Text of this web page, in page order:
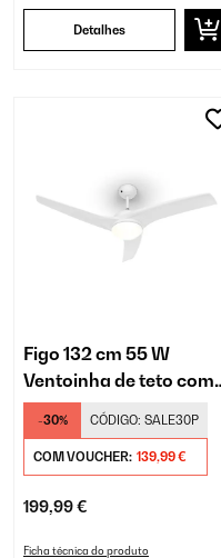
Detalhes
Figo 132 cm 55 W
Ventoinha de teto com
luz Branco
-30% CÓDIGO: SALE30P
COM VOUCHER: 139,99 €
199,99 €
Ficha técnica do produto